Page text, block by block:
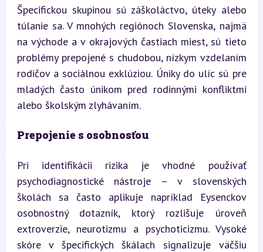
Špecifickou skupinou sú záškoláctvo, úteky alebo
túlanie sa. V mnohých regiónoch Slovenska, najmä
na východe a v okrajových častiach miest, sú tieto
problémy prepojené s chudobou, nízkym vzdelaním
rodičov a sociálnou exklúziou. Úniky do ulíc sú pre
mladých často únikom pred rodinnými konfliktmi
alebo školským zlyhávaním.
Prepojenie s osobnosťou
Pri identifikácii rizika je vhodné používať
psychodiagnostické nástroje – v slovenských
školách sa často aplikuje napríklad Eysenckov
osobnostný dotazník, ktorý rozlišuje úroveň
extroverzie, neurotizmu a psychoticizmu. Vysoké
skóre v špecifických škálach signalizuje väčšiu